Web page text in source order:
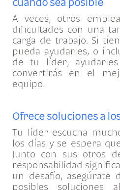
A veces, otros
dificultades con una
carga de trabajo. Si
pueda ayudarles, o
de tu líder,
convertirás en el
equipo.
Ofrece soluciones a
Tu líder escucha
los días y se espera
Junto con sus otros
responsabilidad
un desafío, asegúrate
posibles soluciones